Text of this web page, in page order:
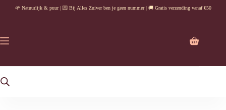
🌱 Natuurlijk & puur | 💌 Bij Alles Zuiver ben je geen nummer | 🚚 Gratis verzending vanaf €50